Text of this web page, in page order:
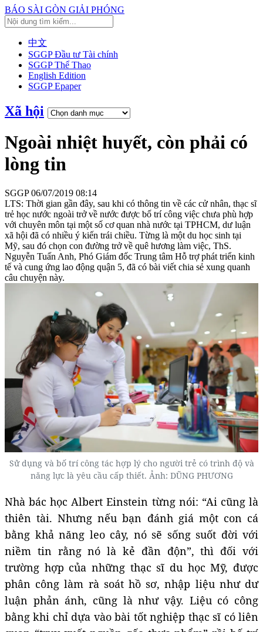
BÁO SÀI GÒN GIẢI PHÓNG
中文
SGGP Đầu tư Tài chính
SGGP Thể Thao
English Edition
SGGP Epaper
Xã hội
Ngoài nhiệt huyết, còn phải có
lòng tin
SGGP06/07/2019 08:14
LTS: Thời gian gần đây, sau khi có thông tin về các cử nhân, thạc sĩ
trẻ học nước ngoài trở về nước được bố trí công việc chưa phù hợp
với chuyên môn tại một số cơ quan nhà nước tại TPHCM, dư luận
xã hội đã có nhiều ý kiến trái chiều. Từng là một du học sinh tại
Mỹ, sau đó chọn con đường trở về quê hương làm việc, ThS.
Nguyễn Tuấn Anh, Phó Giám đốc Trung tâm Hỗ trợ phát triển kinh
tế và cung ứng lao động quận 5, đã có bài viết chia sẻ xung quanh
câu chuyện này.
Sử dụng và bố trí công tác hợp lý cho người trẻ có trình độ và
năng lực là yêu cầu cấp thiết. Ảnh: DŨNG PHƯƠNG
Nhà bác học Albert Einstein từng nói: “Ai cũng là
thiên tài. Nhưng nếu bạn đánh giá một con cá
bằng khả năng leo cây, nó sẽ sống suốt đời với
niềm tin rằng nó là kẻ đần độn”, thì đối với
trường hợp của những thạc sĩ du học Mỹ, được
phân công làm rà soát hồ sơ, nhập liệu như dư
luận phản ánh, cũng là như vậy. Liệu có công
bằng khi chỉ dựa vào bài tốt nghiệp thạc sĩ có liên